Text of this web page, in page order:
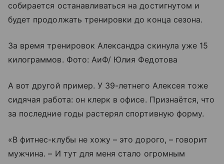
собирается останавливаться на достигнутом и
будет продолжать тренировки до конца сезона.
За время тренировок Александра скинула уже 15
килограммов. Фото: АиФ/ Юлия Федотова
А вот другой пример. У 39-летнего Алексея тоже
сидячая работа: он клерк в офисе. Признаётся, что
за последние годы растерял спортивную форму.
«В фитнес-клубы не хожу – это дорого, – говорит
мужчина. – И тут для меня стало огромным